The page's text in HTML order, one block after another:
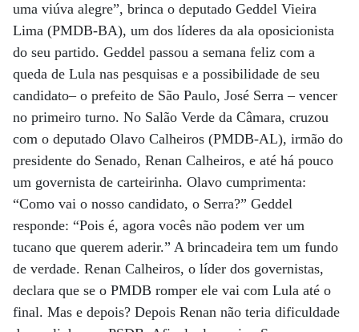
uma viúva alegre”, brinca o deputado Geddel Vieira
Lima (PMDB-BA), um dos líderes da ala oposicionista
do seu partido. Geddel passou a semana feliz com a
queda de Lula nas pesquisas e a possibilidade de seu
candidato– o prefeito de São Paulo, José Serra – vencer
no primeiro turno. No Salão Verde da Câmara, cruzou
com o deputado Olavo Calheiros (PMDB-AL), irmão do
presidente do Senado, Renan Calheiros, e até há pouco
um governista de carteirinha. Olavo cumprimenta:
“Como vai o nosso candidato, o Serra?” Geddel
responde: “Pois é, agora vocês não podem ver um
tucano que querem aderir.” A brincadeira tem um fundo
de verdade. Renan Calheiros, o líder dos governistas,
declara que se o PMDB romper ele vai com Lula até o
final. Mas e depois? Depois Renan não teria dificuldade